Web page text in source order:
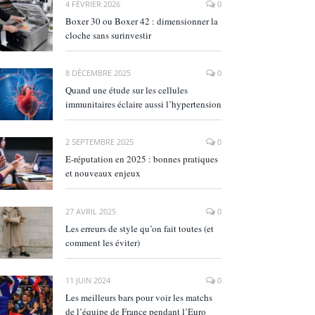
4 FÉVRIER 2026 0
Boxer 30 ou Boxer 42 : dimensionner la
cloche sans surinvestir
8 DÉCEMBRE 2025 0
Quand une étude sur les cellules
immunitaires éclaire aussi l’hypertension
2 SEPTEMBRE 2025 0
E‑réputation en 2025 : bonnes pratiques
et nouveaux enjeux
27 AVRIL 2025 0
Les erreurs de style qu’on fait toutes (et
comment les éviter)
11 JUIN 2024 0
Les meilleurs bars pour voir les matchs
de l’équipe de France pendant l’Euro